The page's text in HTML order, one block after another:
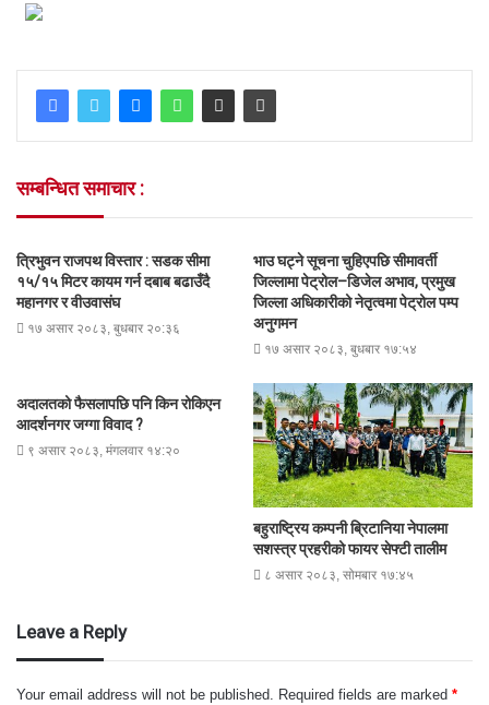
सम्बन्धित समाचार :
त्रिभुवन राजपथ विस्तार : सडक सीमा
१५/१५ मिटर कायम गर्न दबाब बढाउँदै
महानगर र वीउवासंघ
१७ असार २०८३, बुधबार २०:३६
भाउ घट्ने सूचना चुहिएपछि सीमावर्ती
जिल्लामा पेट्रोल–डिजेल अभाव, प्रमुख
जिल्ला अधिकारीको नेतृत्वमा पेट्रोल पम्प
अनुगमन
१७ असार २०८३, बुधबार १७:५४
अदालतको फैसलापछि पनि किन रोकिएन
आदर्शनगर जग्गा विवाद ?
९ असार २०८३, मंगलवार १४:२०
बहुराष्ट्रिय कम्पनी ब्रिटानिया नेपालमा
सशस्त्र प्रहरीको फायर सेफ्टी तालीम
८ असार २०८३, सोमबार १७:४५
Leave a Reply
Your email address will not be published. Required fields are marked *